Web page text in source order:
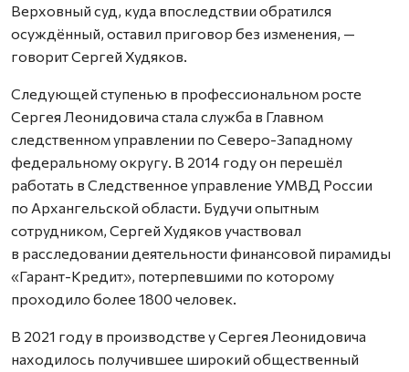
Верховный суд, куда впоследствии обратился
осуждённый, оставил приговор без изменения, —
говорит Сергей Худяков.
Следующей ступенью в профессиональном росте
Сергея Леонидовича стала служба в Главном
следственном управлении по Северо-Западному
федеральному округу. В 2014 году он перешёл
работать в Следственное управление УМВД России
по Архангельской области. Будучи опытным
сотрудником, Сергей Худяков участвовал
в расследовании деятельности финансовой пирамиды
«Гарант-Кредит», потерпевшими по которому
проходило более 1800 человек.
В 2021 году в производстве у Сергея Леонидовича
находилось получившее широкий общественный